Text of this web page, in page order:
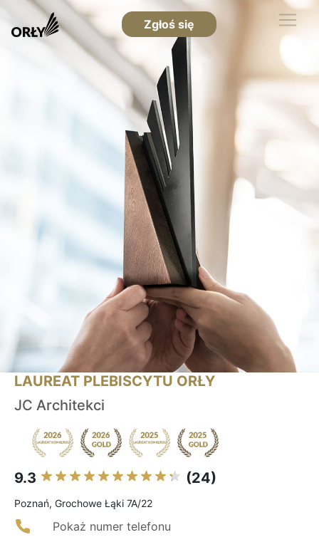
Zgłoś się
LAUREAT PLEBISCYTU ORŁY
JC Architekci
9.3 (24)
Poznań, Grochowe Łąki 7A/22
Pokaż numer telefonu